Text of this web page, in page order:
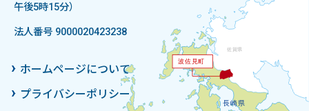
午後5時15分）
法人番号 9000020423238
ホームページについて
プライバシーポリシー